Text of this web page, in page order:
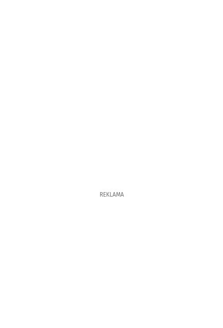
REKLAMA